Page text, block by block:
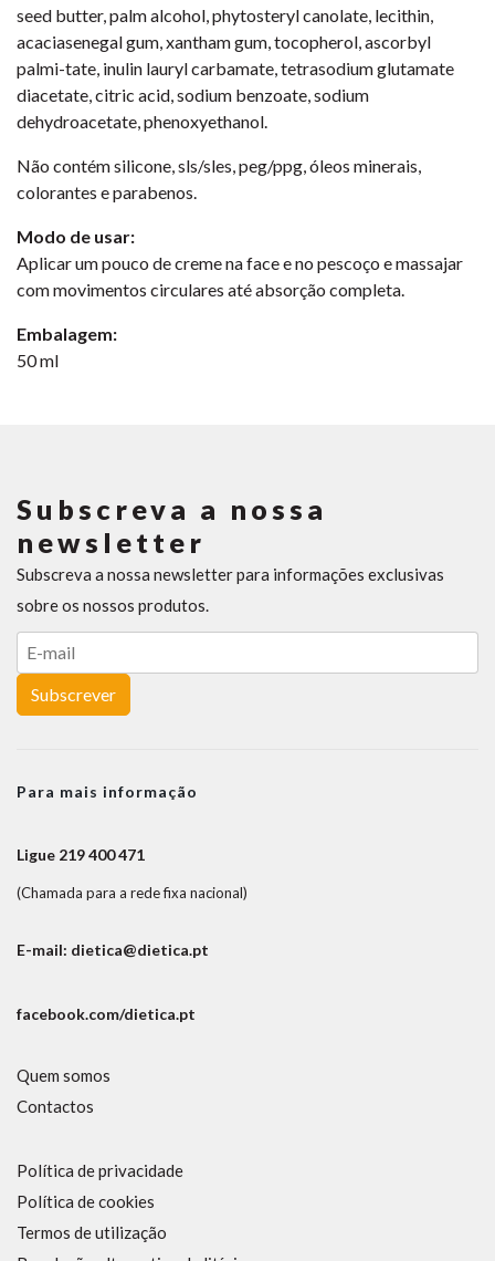
seed butter, palm alcohol, phytosteryl canolate, lecithin,
acaciasenegal gum, xantham gum, tocopherol, ascorbyl
palmi-tate, inulin lauryl carbamate, tetrasodium glutamate
diacetate, citric acid, sodium benzoate, sodium
dehydroacetate, phenoxyethanol.
Não contém silicone, sls/sles, peg/ppg, óleos minerais,
colorantes e parabenos.
Modo de usar:
Aplicar um pouco de creme na face e no pescoço e massajar
com movimentos circulares até absorção completa.
Embalagem:
50 ml
Subscreva a nossa
newsletter
Subscreva a nossa newsletter para informações exclusivas
sobre os nossos produtos.
Subscrever
Para mais informação
Ligue 219 400 471
(Chamada para a rede fixa nacional)
E-mail: dietica@dietica.pt
facebook.com/dietica.pt
Quem somos
Contactos
Política de privacidade
Política de cookies
Termos de utilização